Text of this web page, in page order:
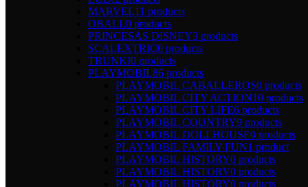
MARVEL11 products
OBALL0 products
PRINCESAS DISNEY3 products
SCALEXTRIC0 products
TRUNKI0 products
PLAYMOBIL86 products
PLAYMOBIL CABALLEROS0 products
PLAYMOBIL CITY ACTION10 products
PLAYMOBIL CITY LIFE6 products
PLAYMOBIL COUNTRY9 products
PLAYMOBIL DOLLHOUSE0 products
PLAYMOBIL FAMILY FUN1 product
PLAYMOBIL HISTORY0 products
PLAYMOBIL HISTORY0 products
PLAYMOBIL HISTORY0 products